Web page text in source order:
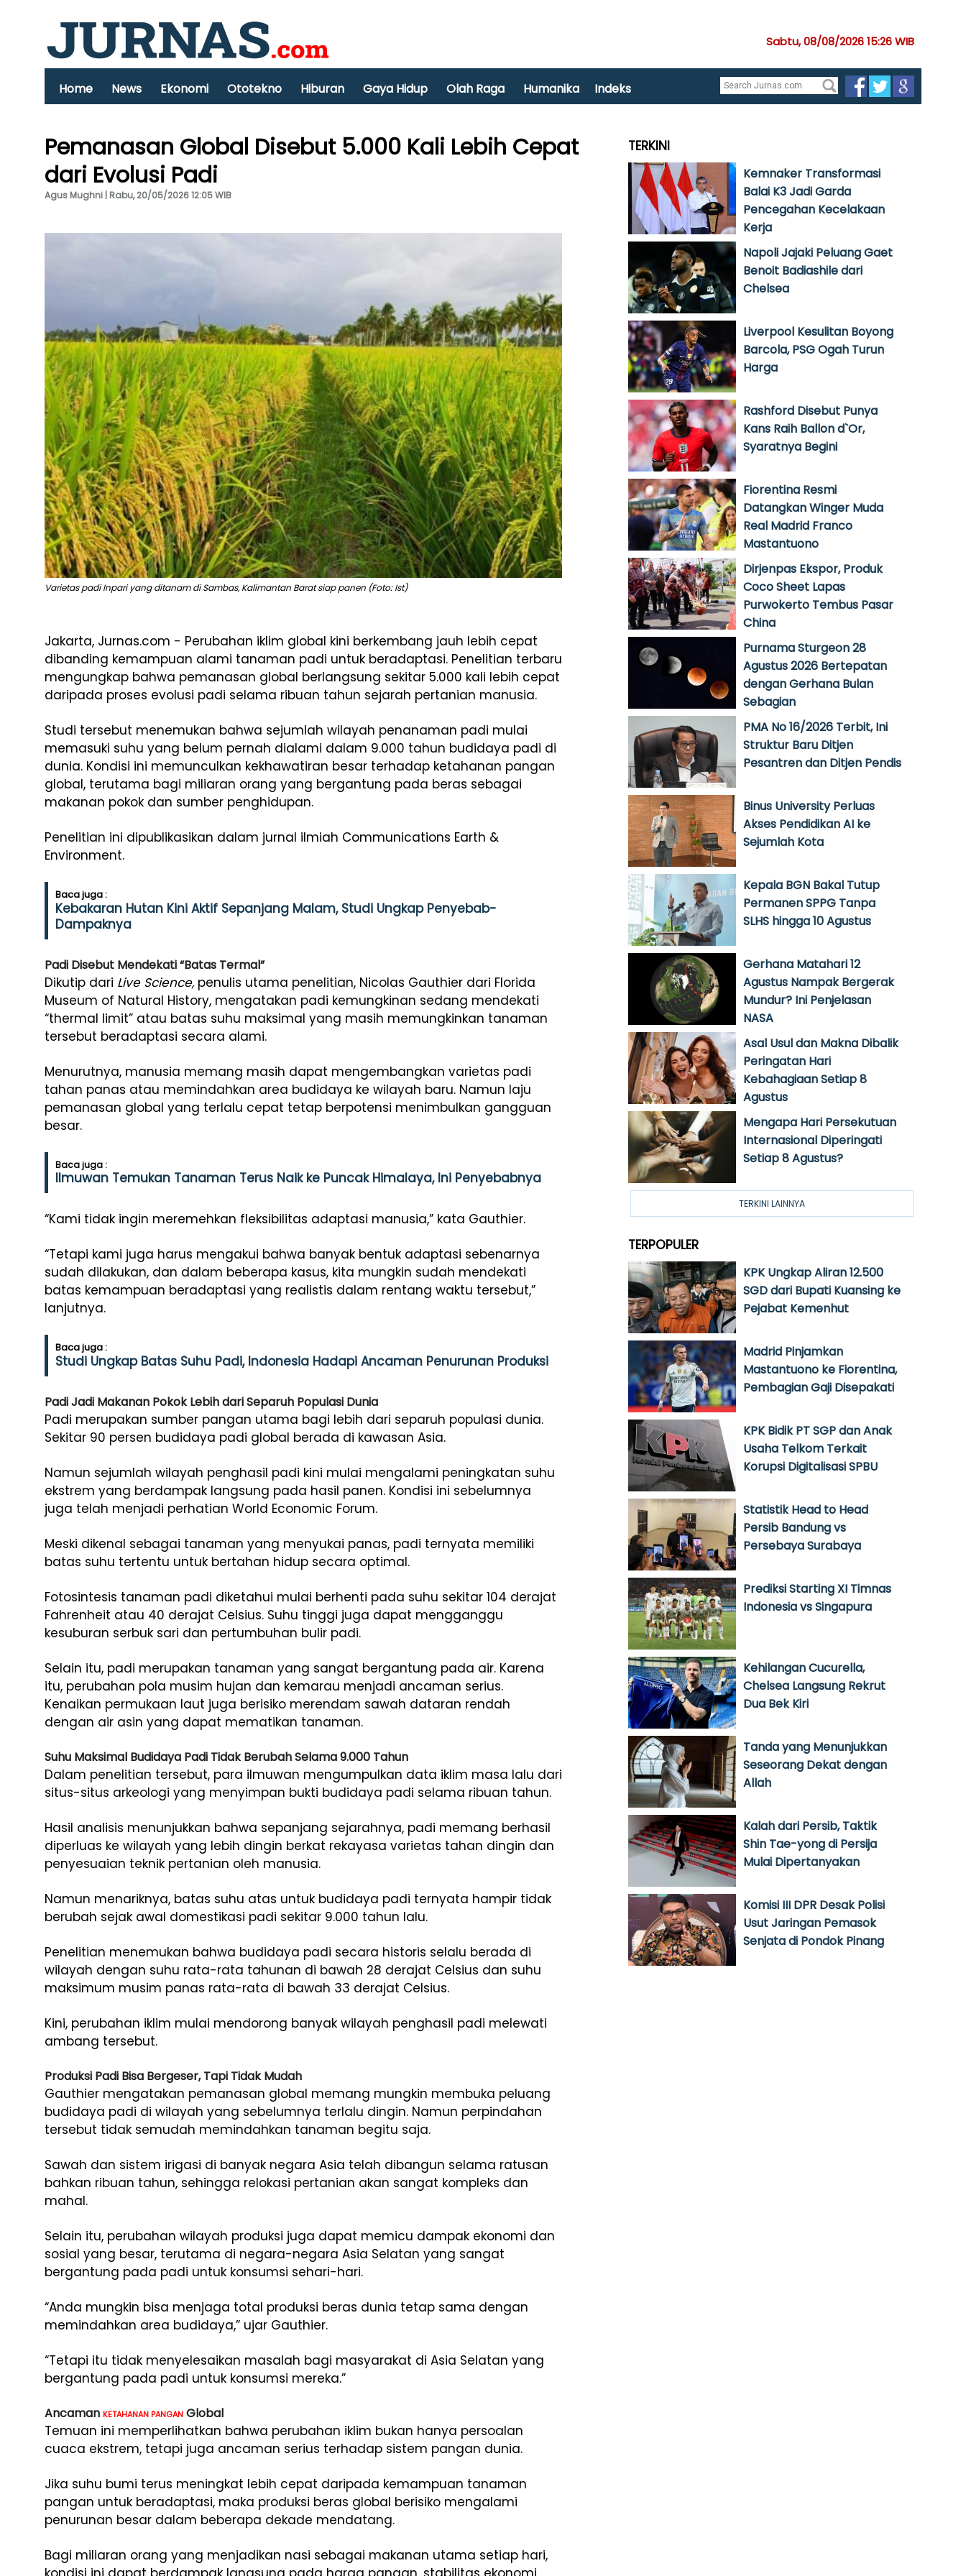
Sabtu, 08/08/2026 15:26 WIB
Home News Ekonomi Ototekno Hiburan Gaya Hidup Olah Raga Humanika Indeks
Pemanasan Global Disebut 5.000 Kali Lebih Cepat
dari Evolusi Padi
Agus Mughni | Rabu, 20/05/2026 12:05 WIB
Varietas padi Inpari yang ditanam di Sambas, Kalimantan Barat siap panen (Foto: Ist)
Jakarta, Jurnas.com - Perubahan iklim global kini berkembang jauh lebih cepat
dibanding kemampuan alami tanaman padi untuk beradaptasi. Penelitian terbaru
mengungkap bahwa pemanasan global berlangsung sekitar 5.000 kali lebih cepat
daripada proses evolusi padi selama ribuan tahun sejarah pertanian manusia.
Studi tersebut menemukan bahwa sejumlah wilayah penanaman padi mulai
memasuki suhu yang belum pernah dialami dalam 9.000 tahun budidaya padi di
dunia. Kondisi ini memunculkan kekhawatiran besar terhadap ketahanan pangan
global, terutama bagi miliaran orang yang bergantung pada beras sebagai
makanan pokok dan sumber penghidupan.
Penelitian ini dipublikasikan dalam jurnal ilmiah Communications Earth &
Environment.
Baca juga :
Kebakaran Hutan Kini Aktif Sepanjang Malam, Studi Ungkap Penyebab-
Dampaknya
Padi Disebut Mendekati “Batas Termal”
Dikutip dari Live Science, penulis utama penelitian, Nicolas Gauthier dari Florida
Museum of Natural History, mengatakan padi kemungkinan sedang mendekati
“thermal limit” atau batas suhu maksimal yang masih memungkinkan tanaman
tersebut beradaptasi secara alami.
Menurutnya, manusia memang masih dapat mengembangkan varietas padi
tahan panas atau memindahkan area budidaya ke wilayah baru. Namun laju
pemanasan global yang terlalu cepat tetap berpotensi menimbulkan gangguan
besar.
Baca juga :
Ilmuwan Temukan Tanaman Terus Naik ke Puncak Himalaya, Ini Penyebabnya
“Kami tidak ingin meremehkan fleksibilitas adaptasi manusia,” kata Gauthier.
“Tetapi kami juga harus mengakui bahwa banyak bentuk adaptasi sebenarnya
sudah dilakukan, dan dalam beberapa kasus, kita mungkin sudah mendekati
batas kemampuan beradaptasi yang realistis dalam rentang waktu tersebut,”
lanjutnya.
Baca juga :
Studi Ungkap Batas Suhu Padi, Indonesia Hadapi Ancaman Penurunan Produksi
Padi Jadi Makanan Pokok Lebih dari Separuh Populasi Dunia
Padi merupakan sumber pangan utama bagi lebih dari separuh populasi dunia.
Sekitar 90 persen budidaya padi global berada di kawasan Asia.
Namun sejumlah wilayah penghasil padi kini mulai mengalami peningkatan suhu
ekstrem yang berdampak langsung pada hasil panen. Kondisi ini sebelumnya
juga telah menjadi perhatian World Economic Forum.
Meski dikenal sebagai tanaman yang menyukai panas, padi ternyata memiliki
batas suhu tertentu untuk bertahan hidup secara optimal.
Fotosintesis tanaman padi diketahui mulai berhenti pada suhu sekitar 104 derajat
Fahrenheit atau 40 derajat Celsius. Suhu tinggi juga dapat mengganggu
kesuburan serbuk sari dan pertumbuhan bulir padi.
Selain itu, padi merupakan tanaman yang sangat bergantung pada air. Karena
itu, perubahan pola musim hujan dan kemarau menjadi ancaman serius.
Kenaikan permukaan laut juga berisiko merendam sawah dataran rendah
dengan air asin yang dapat mematikan tanaman.
Suhu Maksimal Budidaya Padi Tidak Berubah Selama 9.000 Tahun
Dalam penelitian tersebut, para ilmuwan mengumpulkan data iklim masa lalu dari
situs-situs arkeologi yang menyimpan bukti budidaya padi selama ribuan tahun.
Hasil analisis menunjukkan bahwa sepanjang sejarahnya, padi memang berhasil
diperluas ke wilayah yang lebih dingin berkat rekayasa varietas tahan dingin dan
penyesuaian teknik pertanian oleh manusia.
Namun menariknya, batas suhu atas untuk budidaya padi ternyata hampir tidak
berubah sejak awal domestikasi padi sekitar 9.000 tahun lalu.
Penelitian menemukan bahwa budidaya padi secara historis selalu berada di
wilayah dengan suhu rata-rata tahunan di bawah 28 derajat Celsius dan suhu
maksimum musim panas rata-rata di bawah 33 derajat Celsius.
Kini, perubahan iklim mulai mendorong banyak wilayah penghasil padi melewati
ambang tersebut.
Produksi Padi Bisa Bergeser, Tapi Tidak Mudah
Gauthier mengatakan pemanasan global memang mungkin membuka peluang
budidaya padi di wilayah yang sebelumnya terlalu dingin. Namun perpindahan
tersebut tidak semudah memindahkan tanaman begitu saja.
Sawah dan sistem irigasi di banyak negara Asia telah dibangun selama ratusan
bahkan ribuan tahun, sehingga relokasi pertanian akan sangat kompleks dan
mahal.
Selain itu, perubahan wilayah produksi juga dapat memicu dampak ekonomi dan
sosial yang besar, terutama di negara-negara Asia Selatan yang sangat
bergantung pada padi untuk konsumsi sehari-hari.
“Anda mungkin bisa menjaga total produksi beras dunia tetap sama dengan
memindahkan area budidaya,” ujar Gauthier.
“Tetapi itu tidak menyelesaikan masalah bagi masyarakat di Asia Selatan yang
bergantung pada padi untuk konsumsi mereka.”
Ancaman KETAHANAN PANGAN Global
Temuan ini memperlihatkan bahwa perubahan iklim bukan hanya persoalan
cuaca ekstrem, tetapi juga ancaman serius terhadap sistem pangan dunia.
Jika suhu bumi terus meningkat lebih cepat daripada kemampuan tanaman
pangan untuk beradaptasi, maka produksi beras global berisiko mengalami
penurunan besar dalam beberapa dekade mendatang.
Bagi miliaran orang yang menjadikan nasi sebagai makanan utama setiap hari,
TERKINI
Kemnaker Transformasi
Balai K3 Jadi Garda
Pencegahan Kecelakaan
Kerja
Napoli Jajaki Peluang Gaet
Benoit Badiashile dari
Chelsea
Liverpool Kesulitan Boyong
Barcola, PSG Ogah Turun
Harga
Rashford Disebut Punya
Kans Raih Ballon d`Or,
Syaratnya Begini
Fiorentina Resmi
Datangkan Winger Muda
Real Madrid Franco
Mastantuono
Dirjenpas Ekspor, Produk
Coco Sheet Lapas
Purwokerto Tembus Pasar
China
Purnama Sturgeon 28
Agustus 2026 Bertepatan
dengan Gerhana Bulan
Sebagian
PMA No 16/2026 Terbit, Ini
Struktur Baru Ditjen
Pesantren dan Ditjen Pendis
Binus University Perluas
Akses Pendidikan AI ke
Sejumlah Kota
Kepala BGN Bakal Tutup
Permanen SPPG Tanpa
SLHS hingga 10 Agustus
Gerhana Matahari 12
Agustus Nampak Bergerak
Mundur? Ini Penjelasan
NASA
Asal Usul dan Makna Dibalik
Peringatan Hari
Kebahagiaan Setiap 8
Agustus
Mengapa Hari Persekutuan
Internasional Diperingati
Setiap 8 Agustus?
TERKINI LAINNYA
TERPOPULER
KPK Ungkap Aliran 12.500
SGD dari Bupati Kuansing ke
Pejabat Kemenhut
Madrid Pinjamkan
Mastantuono ke Fiorentina,
Pembagian Gaji Disepakati
KPK Bidik PT SGP dan Anak
Usaha Telkom Terkait
Korupsi Digitalisasi SPBU
Statistik Head to Head
Persib Bandung vs
Persebaya Surabaya
Prediksi Starting XI Timnas
Indonesia vs Singapura
Kehilangan Cucurella,
Chelsea Langsung Rekrut
Dua Bek Kiri
Tanda yang Menunjukkan
Seseorang Dekat dengan
Allah
Kalah dari Persib, Taktik
Shin Tae-yong di Persija
Mulai Dipertanyakan
Komisi III DPR Desak Polisi
Usut Jaringan Pemasok
Senjata di Pondok Pinang